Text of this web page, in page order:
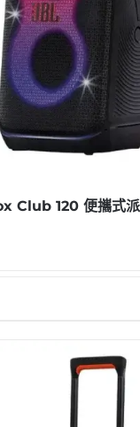
Club 120 便攜式派